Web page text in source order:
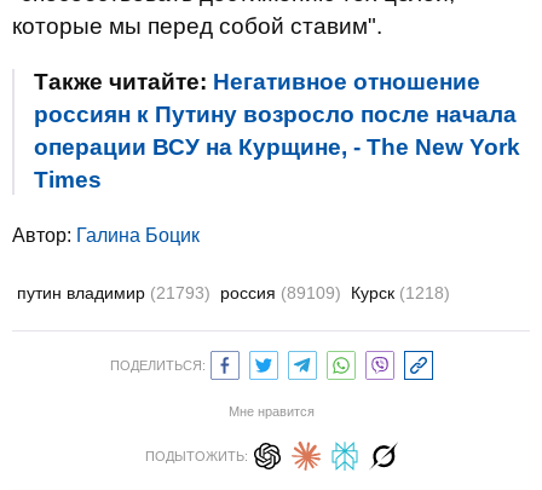
которые мы перед собой ставим".
Также читайте: Негативное отношение
россиян к Путину возросло после начала
операции ВСУ на Курщине, - The New York
Times
Автор: Галина Боцик
путин владимир (21793) россия (89109) Курск (1218)
ПОДЕЛИТЬСЯ:
Мне нравится
ПОДЫТОЖИТЬ: